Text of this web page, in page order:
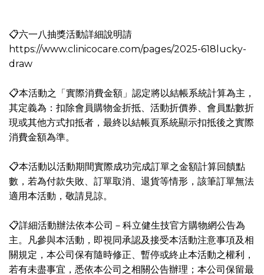
📋六一八抽獎活動詳細說明請
https://www.clinicocare.com/pages/2025-618lucky-
draw
📋本活動之「實際消費金額」認定將以結帳系統計算為主，
其定義為：扣除會員購物金折抵、活動折價券、會員點數折
現或其他方式扣抵者，最終以結帳頁系統顯示扣抵後之實際
消費金額為準。
📋本活動以活動期間實際成功完成訂單之金額計算回饋點
數，若為付款失敗、訂單取消、退貨等情形，該筆訂單無法
適用本活動，敬請見諒。
📋詳細活動辦法依本公司－科立健生技官方購物網公告為
主。凡參與本活動，即視同承認及接受本活動注意事項及相
關規定，本公司保有隨時修正、暫停或終止本活動之權利，
若有未盡事宜，悉依本公司之相關公告辦理；本公司保留最